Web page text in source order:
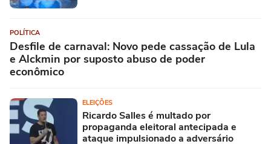
POLÍTICA
Desfile de carnaval: Novo pede cassação de Lula
e Alckmin por suposto abuso de poder
econômico
ELEIÇÕES
Ricardo Salles é multado por
propaganda eleitoral antecipada e
ataque impulsionado a adversário